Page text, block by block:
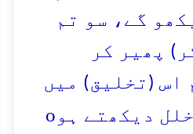
گے، سو تم
پھیر کر
اس (تخلیق) میں
دیکھتے ہو o